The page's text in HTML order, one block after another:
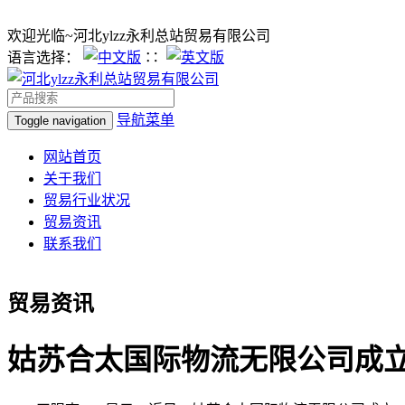
欢迎光临~河北ylzz永利总站贸易有限公司
语言选择：
∷
Toggle navigation 导航菜单
网站首页
关于我们
贸易行业状况
贸易资讯
联系我们
贸易资讯
姑苏合太国际物流无限公司成